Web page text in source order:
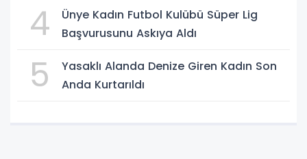
4
Ünye Kadın Futbol Kulübü Süper Lig
Başvurusunu Askıya Aldı
5
Yasaklı Alanda Denize Giren Kadın Son
Anda Kurtarıldı